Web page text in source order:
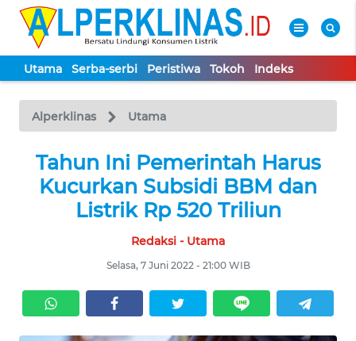
Utama Serba-serbi Peristiwa Tokoh Indeks
Alperklinas Utama
Tahun Ini Pemerintah Harus
Kucurkan Subsidi BBM dan
Listrik Rp 520 Triliun
Redaksi - Utama
Selasa, 7 Juni 2022 - 21:00 WIB
TV
Tutup
UTAMA
TOKOH